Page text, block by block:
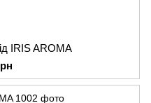
IRIS AROMA